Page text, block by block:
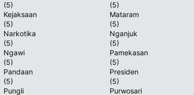
(5)
(5)
Kejaksaan
(5)
Mataram
(5)
Narkotika
(5)
Nganjuk
(5)
Ngawi
(5)
Pamekasan
(5)
Pandaan
(5)
Presiden
(5)
Pungli
Purwosari